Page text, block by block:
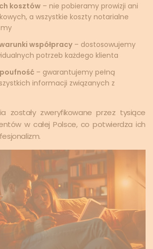
kosztów – nie pobieramy prowizji ani
a wszystkie koszty notarialne
współpracy – dostosowujemy
potrzeb każdego klienta
– gwarantujemy pełną
informacji związanych z
zostały zweryfikowane przez tysiące
w całej Polsce, co potwierdza ich